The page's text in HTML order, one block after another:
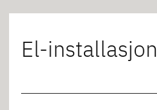
El-installasjon